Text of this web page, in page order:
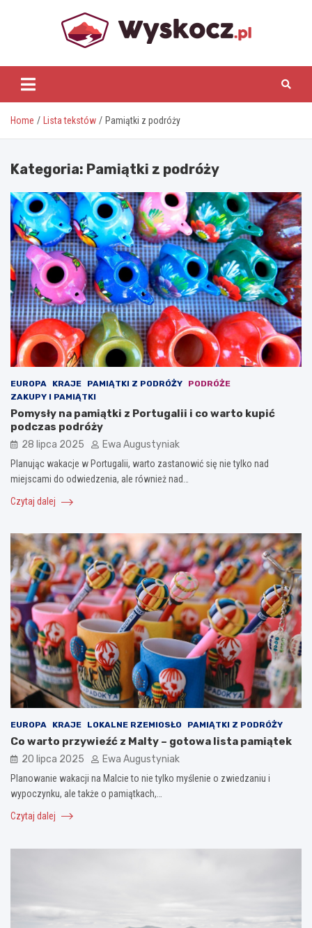
www.wyskocz.pl
Home Lista tekstów Pamiątki z podróży
Kategoria: Pamiątki z podróży
EUROPA KRAJE PAMIĄTKI Z PODRÓŻY
PODRÓŻE
ZAKUPY I PAMIĄTKI
Pomysły na pamiątki z Portugalii i co warto kupić
podczas podróży
28 lipca 2025 Ewa Augustyniak
Planując wakacje w Portugalii, warto zastanowić się nie tylko nad
miejscami do odwiedzenia, ale również nad…
Czytaj dalej
EUROPA KRAJE LOKALNE RZEMIOSŁO PAMIĄTKI Z PODRÓŻY
Co warto przywieźć z Malty – gotowa lista pamiątek
20 lipca 2025 Ewa Augustyniak
Planowanie wakacji na Malcie to nie tylko myślenie o zwiedzaniu i
wypoczynku, ale także o pamiątkach,…
Czytaj dalej